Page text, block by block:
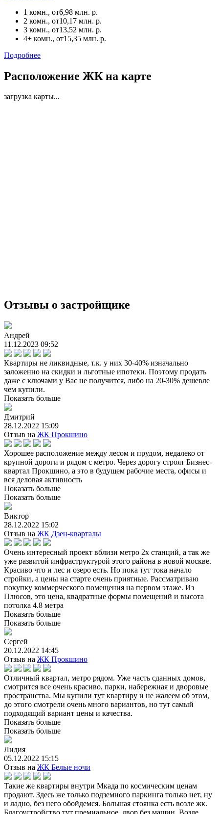
1 комн., от6,98 млн. р.
2 комн., от10,17 млн. р.
3 комн., от13,52 млн. р.
4+ комн., от15,35 млн. р.
Подробнее
Расположение ЖК на карте
загрузка карты...
Отзывы о застройщике
Андрей
11.12.2023 09:52
Квартиры не ликвидные, т.к. у них 30-40% изначально
заложенно на скидки и льготные ипотеки. Поэтому продать
даже с ключами у Вас не получится, либо на 20-30% дешевле
чем купили.
Показать больше
Дмитрий
28.12.2022 15:09
Отзыв на ЖК Прокшино
Хорошее расположение между лесом и прудом, недалеко от
крупной дороги и рядом с метро. Через дорогу строят Бизнес-
квартал Прокшино, а это в будущем рабочие места, офисы и
вся деловая активность
Показать больше
Показать больше
Виктор
28.12.2022 15:02
Отзыв на ЖК Дзен-кварталы
Очень интересный проект вблизи метро 2х станций, а так же
уже развитой инфраструктурой этого района в новой москве.
Красиво что и лес и озеро есть. Но пока тут тока начало
стройки, а цены на старте очень приятные. Рассматриваю
покупку коммерческого помещения на первом этаже. Из
Плюсов, это цена, квадратные формы помещений и высота
потолка 4.8 метра
Показать больше
Показать больше
Сергей
20.12.2022 14:45
Отзыв на ЖК Прокшино
Отличный квартал, метро рядом. Уже часть сданных домов,
смотрится все очень красиво, парки, набережная и дворовые
пространства. Мы купили тут квартиру и не жалеем об этом,
до этого смотрели очень много вариантов, но тут самый
подходящий вариант цены и качества.
Показать больше
Показать больше
Лидия
05.12.2022 15:15
Отзыв на ЖК Белые ночи
Такие же квартиры внутри Мкада по космическим ценам
продают. Здесь же только подземного паркинга только нет, ну
и ладно, без него обойдемся. Большая стоянка есть возле жк.